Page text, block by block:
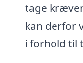
tage
kan derfor
i forhold til